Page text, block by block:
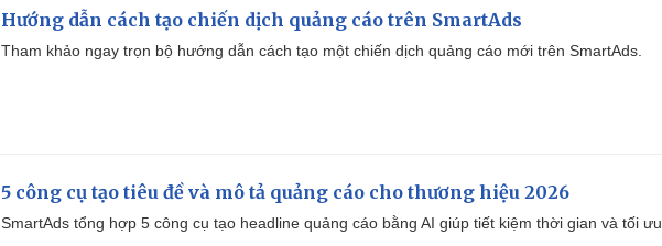
Hướng dẫn cách tạo chiến dịch quảng cáo trên SmartAds
Tham khảo ngay trọn bộ hướng dẫn cách tạo một chiến dịch quảng cáo mới trên SmartAds.
5 công cụ tạo tiêu đề và mô tả quảng cáo cho thương hiệu 2026
SmartAds tổng hợp 5 công cụ tạo headline quảng cáo bằng AI giúp tiết kiệm thời gian và tối ưu.